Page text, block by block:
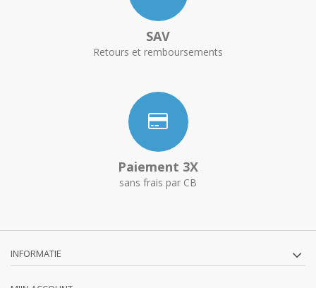
SAV
Retours et remboursements
Paiement 3X
sans frais par CB
INFORMATIE